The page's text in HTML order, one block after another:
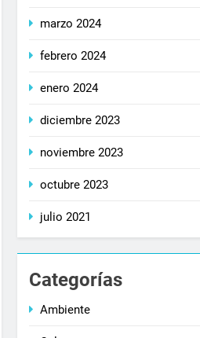
marzo 2024
febrero 2024
enero 2024
diciembre 2023
noviembre 2023
octubre 2023
julio 2021
Categorías
Ambiente